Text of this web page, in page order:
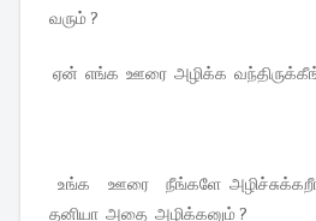
வரும் ?
ஏன் எங்க ஊரை அழிக்க
உங்க ஊரை நீங்களே
தனியா அதை அழிக்கனும் ?